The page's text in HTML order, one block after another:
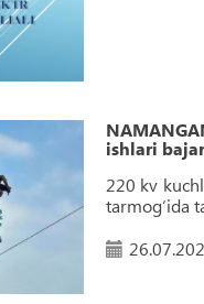
ishlari
220 kv
tarmog‘ida